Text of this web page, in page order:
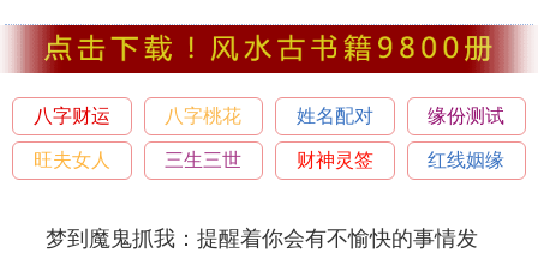
八字财运 八字桃花 姓名配对 缘份测试
旺夫女人 三生三世 财神灵签 红线姻缘
梦到魔鬼抓我：提醒着你会有不愉快的事情发